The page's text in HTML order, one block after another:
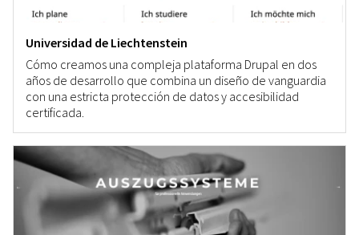
Universidad de Liechtenstein
Cómo creamos una compleja plataforma Drupal en dos
años de desarrollo que combina un diseño de vanguardia
con una estricta protección de datos y accesibilidad
certificada.